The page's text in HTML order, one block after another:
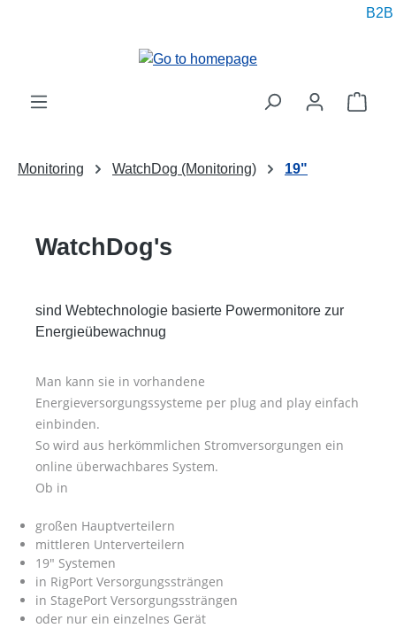
B2B
Monitoring WatchDog (Monitoring) 19"
WatchDog's
sind Webtechnologie basierte Powermonitore zur
Energieübewachnug
Man kann sie in vorhandene
Energieversorgungssysteme per plug and play einfach
einbinden.
So wird aus herkömmlichen Stromversorgungen ein
online überwachbares System.
Ob in
großen Hauptverteilern
mittleren Unterverteilern
19" Systemen
in RigPort Versorgungssträngen
in StagePort Versorgungssträngen
oder nur ein einzelnes Gerät